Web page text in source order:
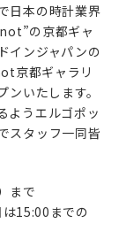
日本の時計業界
の京都ギャ
インジャパンの
京都ギャラリ
いたします。
ようエルゴポッ
スタッフ一同皆
まで
15:00までの